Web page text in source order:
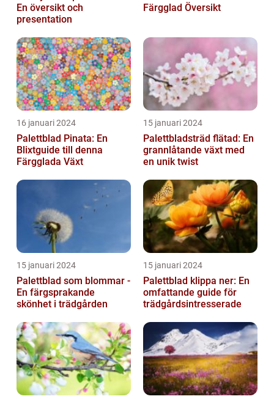
En översikt och
presentation
Färgglad Översikt
16 januari 2024
Palettblad Pinata: En
Blixtguide till denna
Färgglada Växt
15 januari 2024
Palettbladsträd flätad: En
grannlåtande växt med
en unik twist
15 januari 2024
Palettblad som blommar -
En färgsprakande
skönhet i trädgården
15 januari 2024
Palettblad klippa ner: En
omfattande guide för
trädgårdsintresserade